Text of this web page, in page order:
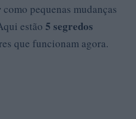
como pequenas mudanças
estão 5 segredos
que funcionam agora.